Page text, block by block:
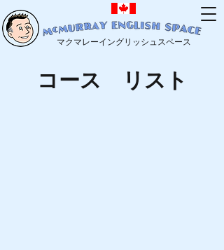
マクマレーイングリッシュスペース
​コース リスト